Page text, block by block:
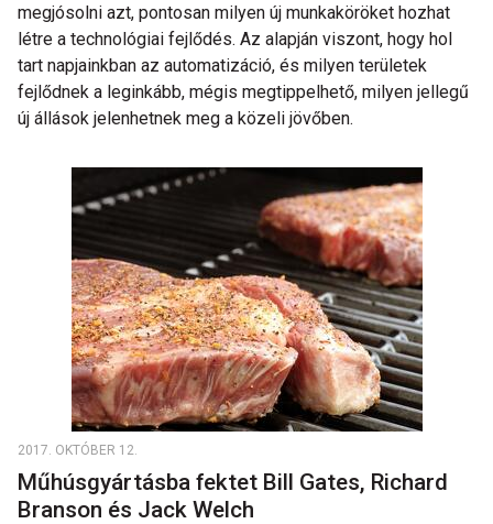
megjósolni azt, pontosan milyen új munkaköröket hozhat
létre a technológiai fejlődés. Az alapján viszont, hogy hol
tart napjainkban az automatizáció, és milyen területek
fejlődnek a leginkább, mégis megtippelhető, milyen jellegű
új állások jelenhetnek meg a közeli jövőben.
2017. OKTÓBER 12.
Műhúsgyártásba fektet Bill Gates, Richard
Branson és Jack Welch